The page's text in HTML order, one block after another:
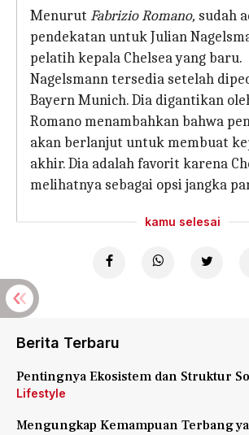
Menurut Fabrizio Romano, sudah
pendekatan untuk Julian
pelatih kepala Chelsea yang baru.
Nagelsmann tersedia setelah
Bayern Munich. Dia digantikan
Romano menambahkan bahwa
akan berlanjut untuk membuat
akhir. Dia adalah favorit karena
melihatnya sebagai opsi jangka
kamu selesai
Berita Terbaru
Pentingnya Ekosistem dan Struktur
Lifestyle
Mengungkap Kemampuan Terbang